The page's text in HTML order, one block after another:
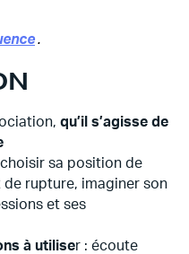
.
qu’il s’agisse de
choisir sa position de
rupture, imaginer son
et ses
à utiliser : écoute